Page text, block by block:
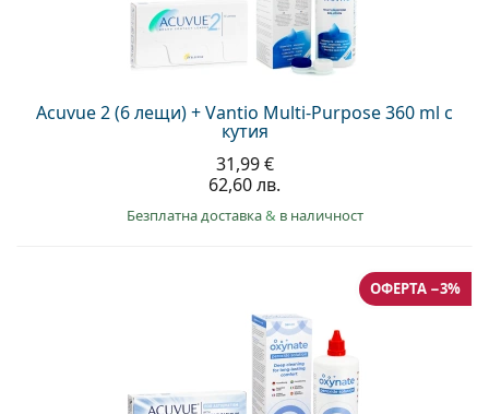
Acuvue 2 (6 лещи) + Vantio Multi-Purpose 360 ml с
кутия
31,99 €
62,60 лв.
Безплатна доставка& в наличност
ОФЕРТА −3%